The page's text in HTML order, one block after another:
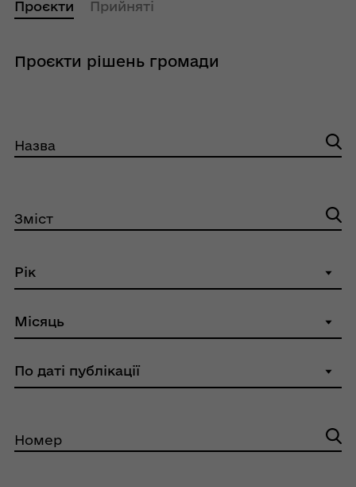
Проєкти Прийняті
Проєкти рішень громади
Назва
Зміст
Номер